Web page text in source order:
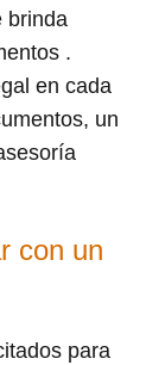
brinda
.
en cada
un
con un
para